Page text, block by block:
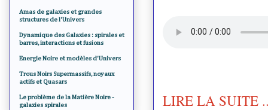
LIRE LA SUITE
Amas de galaxies et grandes
structures de l'Univers
Dynamique des Galaxies : spirales et
barres, interactions et fusions
Energie Noire et modèles d'Univers
Trous Noirs Supermassifs, noyaux
actifs et Quasars
Le problème de la Matière Noire -
galaxies spirales